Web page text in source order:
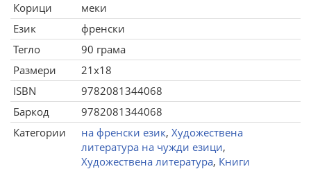
Корици
меки
Език
френски
Тегло
90 грама
Размери
21x18
ISBN
9782081344068
Баркод
9782081344068
Категории
на френски език, Художествена
литература на чужди езици,
Художествена литература, Книги